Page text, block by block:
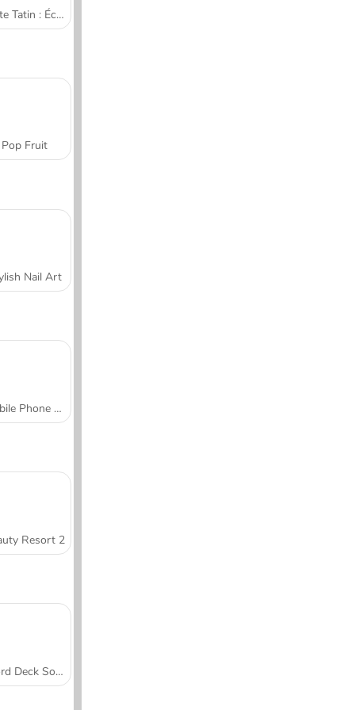
Tarte Tatin : École de cuisine de Sara
Pop Fruit
Nail Art
Mobile Phone Case Design & DIY
Resort 2
Word Deck Solitaire